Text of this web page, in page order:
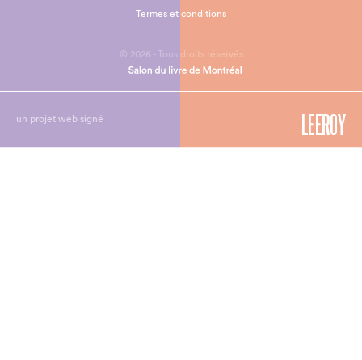
© 2026 - Tous droits réservés
Termes et conditions
un projet web signé